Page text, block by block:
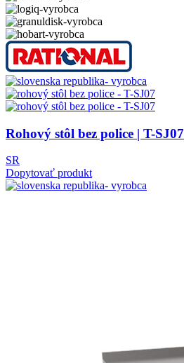
Rohový stôl bez police | T-SJ07
SR
Dopytovať produkt